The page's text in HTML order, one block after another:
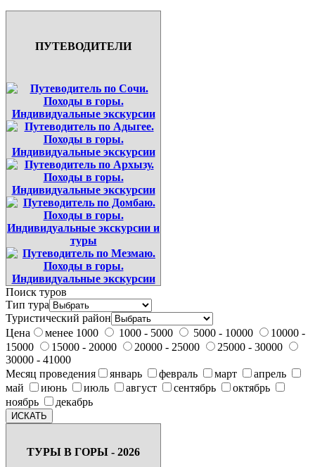
ПУТЕВОДИТЕЛИ
Поиск туров
Тип тура
Туристический район
Цена
менее 1000 1000 - 5000 5000 - 10000
10000 -
15000
15000 - 20000 20000 - 25000
25000 - 30000
30000 - 41000
Месяц проведения
январь февраль март
апрель
май
июнь июль август сентябрь
октябрь
ноябрь
декабрь
ТУРЫ В ГОРЫ - 2026